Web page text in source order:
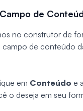
de
no construtor de
campo de conteúdo
em Conteúdo e
o deseja em seu